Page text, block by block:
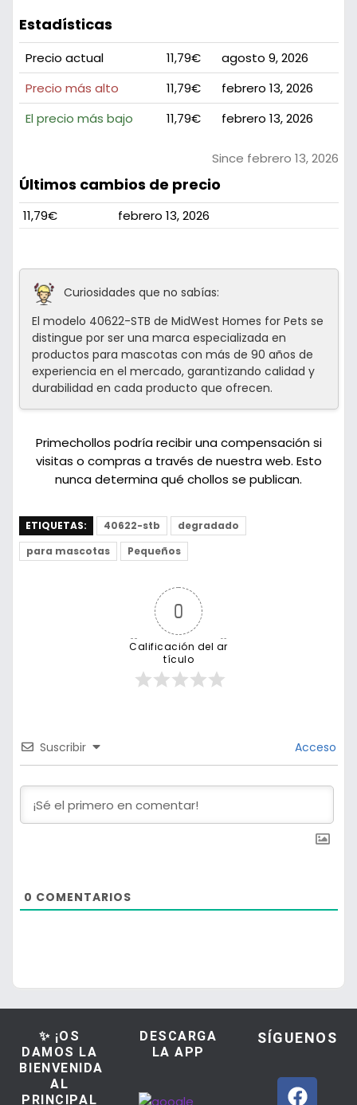
Estadísticas
Precio actual 11,79€
agosto 9, 2026
Precio más alto
11,79€
febrero 13, 2026
El precio más bajo
11,79€ febrero 13, 2026
Since febrero 13, 2026
Últimos cambios de precio
11,79€ febrero 13, 2026
Curiosidades que no sabías:
El modelo 40622-STB de MidWest Homes for Pets se
distingue por ser una marca especializada en
productos para mascotas con más de 90 años de
experiencia en el mercado, garantizando calidad y
durabilidad en cada producto que ofrecen.
Primechollos podría recibir una compensación si
visitas o compras a través de nuestra web. Esto
nunca determina qué chollos se publican.
ETIQUETAS: 40622-stb
degradado
para mascotas
Pequeños
0
Calificación del ar
tículo
Suscribir Acceso
0 COMENTARIOS
✨ ¡OS
DAMOS LA
BIENVENIDA
AL
PRINCIPAL
DESCARGA
LA APP
SÍGUENOS